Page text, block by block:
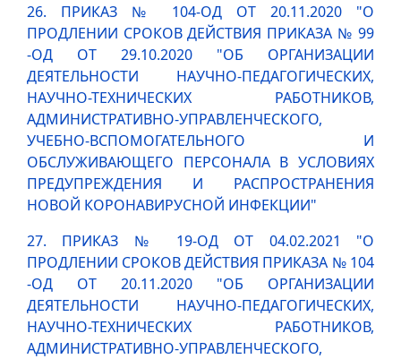
26. ПРИКАЗ № 104-ОД ОТ 20.11.2020 "О
ПРОДЛЕНИИ СРОКОВ ДЕЙСТВИЯ ПРИКАЗА № 99
-ОД ОТ 29.10.2020 "ОБ ОРГАНИЗАЦИИ
ДЕЯТЕЛЬНОСТИ НАУЧНО-ПЕДАГОГИЧЕСКИХ,
НАУЧНО-ТЕХНИЧЕСКИХ РАБОТНИКОВ,
АДМИНИСТРАТИВНО-УПРАВЛЕНЧЕСКОГО,
УЧЕБНО-ВСПОМОГАТЕЛЬНОГО И
ОБСЛУЖИВАЮЩЕГО ПЕРСОНАЛА В УСЛОВИЯХ
ПРЕДУПРЕЖДЕНИЯ И РАСПРОСТРАНЕНИЯ
НОВОЙ КОРОНАВИРУСНОЙ ИНФЕКЦИИ"
27. ПРИКАЗ № 19-ОД ОТ 04.02.2021 "О
ПРОДЛЕНИИ СРОКОВ ДЕЙСТВИЯ ПРИКАЗА № 104
-ОД ОТ 20.11.2020 "ОБ ОРГАНИЗАЦИИ
ДЕЯТЕЛЬНОСТИ НАУЧНО-ПЕДАГОГИЧЕСКИХ,
НАУЧНО-ТЕХНИЧЕСКИХ РАБОТНИКОВ,
АДМИНИСТРАТИВНО-УПРАВЛЕНЧЕСКОГО,